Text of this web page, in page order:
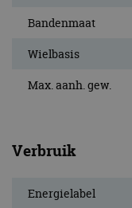
Bandenmaat
Wielbasis
Max. aanh. gew.
Verbruik
Energielabel